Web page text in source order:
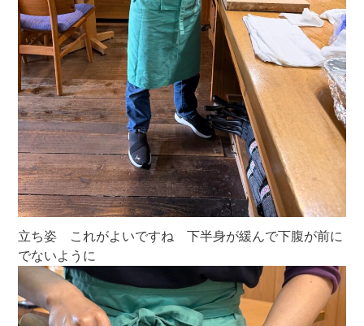
立ち姿 これがよいですね 下半身が緩んで下腹が前に
でないように